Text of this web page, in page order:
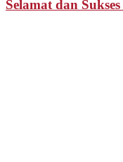
Selamat dan